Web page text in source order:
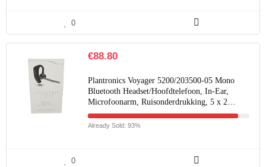
0
€88.80
Plantronics Voyager 5200/203500-05 Mono
Bluetooth Headset/Hoofdtelefoon, In-Ear,
Microfoonarm, Ruisonderdrukking, 5 x 2…
Already Sold: 93%
0